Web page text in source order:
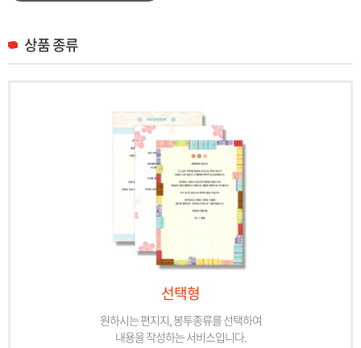
상품 종류
선택형
원하시는 편지지, 봉투종류를 선택하여
내용을 작성하는 서비스입니다.